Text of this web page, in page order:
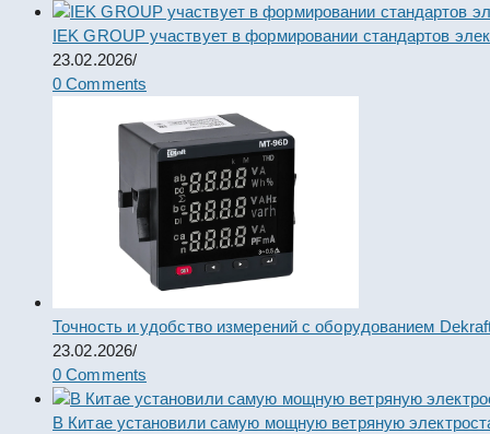
IEK GROUP участвует в формировании стандартов
23.02.2026/
0 Comments
Точность и удобство измерений с оборудованием
23.02.2026/
0 Comments
В Китае установили самую мощную ветряную